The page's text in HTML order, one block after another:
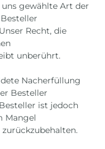
gewählte Art der
Recht, die
unberührt.
Nacherfüllung
Besteller
ist jedoch
Mangel
zurückzubehalten.